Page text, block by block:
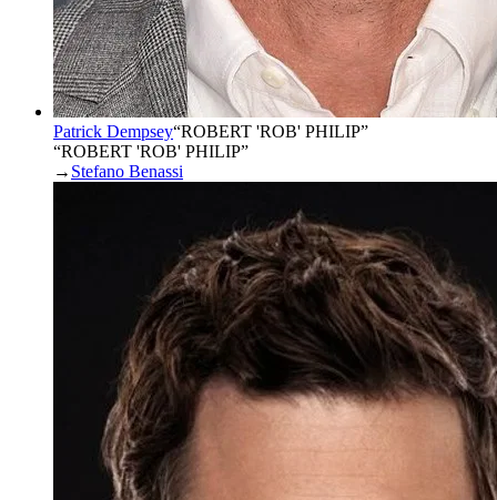
Patrick Dempsey“ROBERT 'ROB' PHILIP”
“ROBERT 'ROB' PHILIP”
→ Stefano Benassi